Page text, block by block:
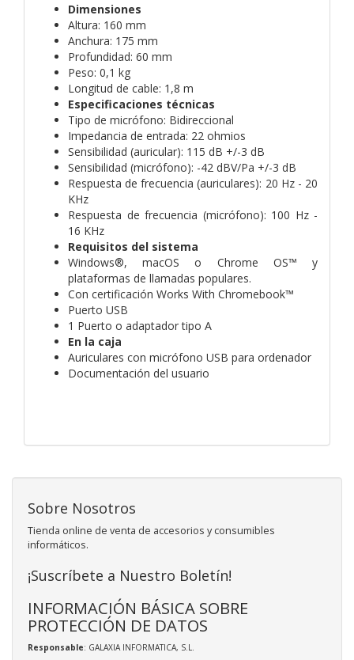
Dimensiones
Altura: 160 mm
Anchura: 175 mm
Profundidad: 60 mm
Peso: 0,1 kg
Longitud de cable: 1,8 m
Especificaciones técnicas
Tipo de micrófono: Bidireccional
Impedancia de entrada: 22 ohmios
Sensibilidad (auricular): 115 dB +/-3 dB
Sensibilidad (micrófono): -42 dBV/Pa +/-3 dB
Respuesta de frecuencia (auriculares): 20 Hz - 20
KHz
Respuesta de frecuencia (micrófono): 100 Hz -
16 KHz
Requisitos del sistema
Windows®, macOS o Chrome OS™ y
plataformas de llamadas populares.
Con certificación Works With Chromebook™
Puerto USB
1 Puerto o adaptador tipo A
En la caja
Auriculares con micrófono USB para ordenador
Documentación del usuario
Sobre Nosotros
Tienda online de venta de accesorios y consumibles
informáticos.
¡Suscríbete a Nuestro Boletín!
INFORMACIÓN BÁSICA SOBRE
PROTECCIÓN DE DATOS
Responsable: GALAXIA INFORMATICA, S.L.